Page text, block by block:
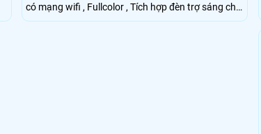
có mạng wifi , Fullcolor , Tích hợp đèn trợ sáng cho
hình ảnh ban đêm có màu cực đẹp, phân giải 2.0